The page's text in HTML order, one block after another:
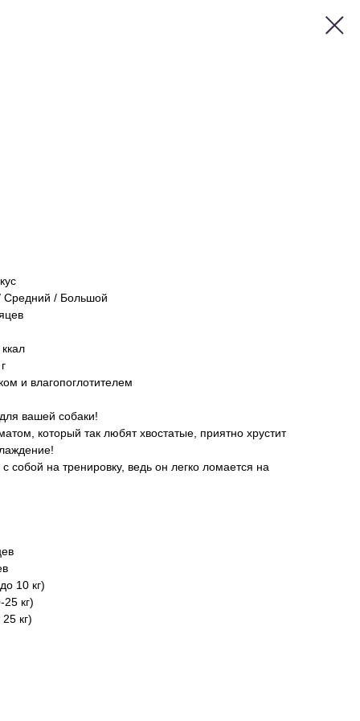
/ Большой
и влагопоглотителем
вашей собаки!
который так любят хвостатые, приятно хрустит
собой на тренировку, ведь он легко ломается на
10 кг)
кг)
кг)